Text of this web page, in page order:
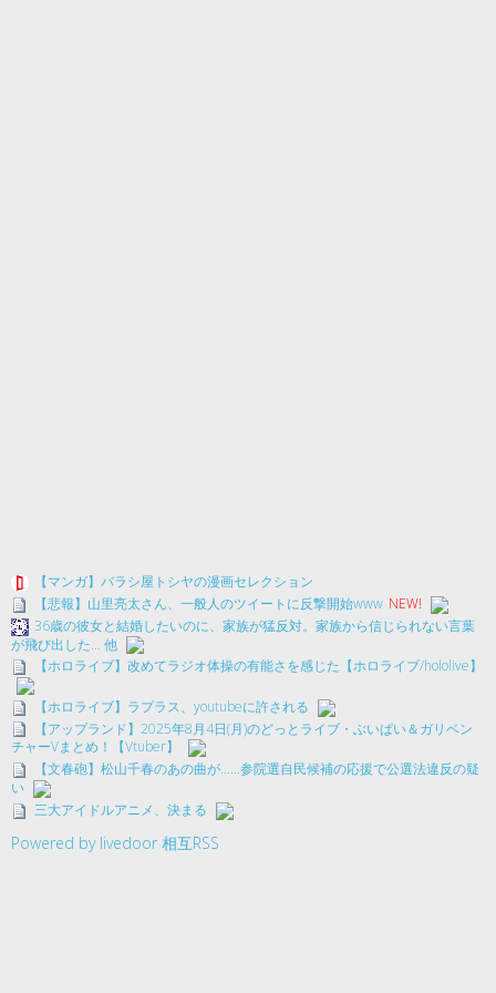
【マンガ】バラシ屋トシヤの漫画セレクション
【悲報】山里亮太さん、一般人のツイートに反撃開始www NEW!
36歳の彼女と結婚したいのに、家族が猛反対。家族から信じられない言葉
が飛び出した… 他
【ホロライブ】改めてラジオ体操の有能さを感じた【ホロライブ/hololive】
【ホロライブ】ラプラス、youtubeに許される
【アップランド】2025年8月4日(月)のどっとライブ・ぶいぱい＆ガリベン
チャーVまとめ！【Vtuber】
【文春砲】松山千春のあの曲が……参院選自民候補の応援で公選法違反の疑
い
三大アイドルアニメ、決まる
Powered by livedoor 相互RSS